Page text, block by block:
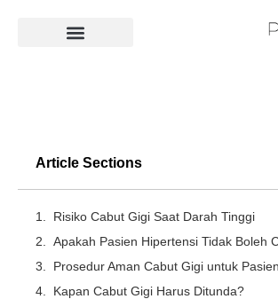
Article Sections
Risiko Cabut Gigi Saat Darah Tinggi
Apakah Pasien Hipertensi Tidak Boleh
Prosedur Aman Cabut Gigi untuk
Kapan Cabut Gigi Harus Ditunda?